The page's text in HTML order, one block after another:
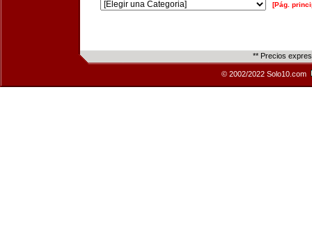
[Pág.
** Precios
© 2002/2022 Solo10.com